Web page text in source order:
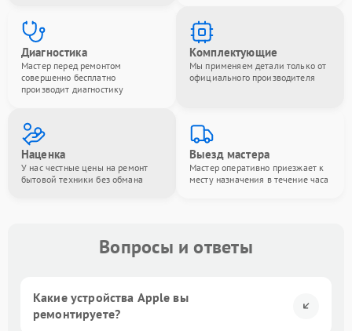
Диагностика
Мастер перед ремонтом
совершенно бесплатно
производит диагностику
Комплектующие
Мы применяем детали только от
официального производителя
Наценка
У нас честные цены на ремонт
бытовой техники без обмана
Выезд мастера
Мастер оперативно приезжает к
месту назначения в течение часа
Вопросы и ответы
Какие устройства Apple вы
ремонтируете?